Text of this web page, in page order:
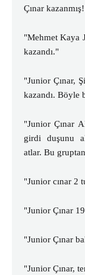
Çınar
"Mehmet Kaya
kazandı."
"Junior Çınar,
kazandı. Böyle
"Junior Çınar
girdi duşunu
atlar. Bu
"Junior cınar 2
"Junior Çınar
"Junior Çınar
"Junior Çınar,